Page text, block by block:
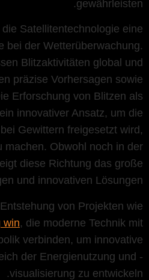
gewährleisten.
Satellitentechnologie eine
bei der Wetterüberwachung.
Blitzaktivitäten global und
präzise Vorhersagen sowie
Erforschung von Blitzen als
innovativer Ansatz, um die
Gewittern freigesetzt wird,
machen. Obwohl noch in der
diese Richtung das große
und innovativen Lösungen.
von Projekten wie
win, die moderne Technik mit
verbinden, um innovative
der Energienutzung und -
visualisierung zu entwickeln.